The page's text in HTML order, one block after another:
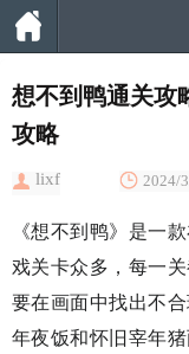
想不到鸭通关攻
攻略
lixf 2024/
《想不到鸭》是一
戏关卡众多，每一
要在画面中找出不
年夜饭和怀旧宰年